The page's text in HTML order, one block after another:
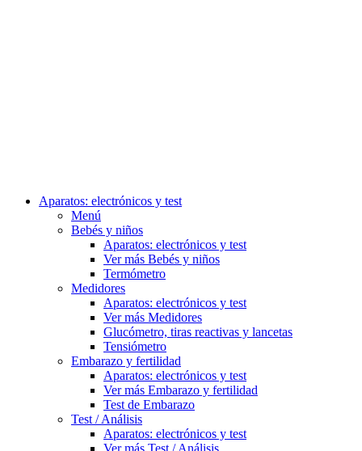
Aparatos: electrónicos y test
Menú
Bebés y niños
Aparatos: electrónicos y test
Ver más Bebés y niños
Termómetro
Medidores
Aparatos: electrónicos y test
Ver más Medidores
Glucómetro, tiras reactivas y lancetas
Tensiómetro
Embarazo y fertilidad
Aparatos: electrónicos y test
Ver más Embarazo y fertilidad
Test de Embarazo
Test / Análisis
Aparatos: electrónicos y test